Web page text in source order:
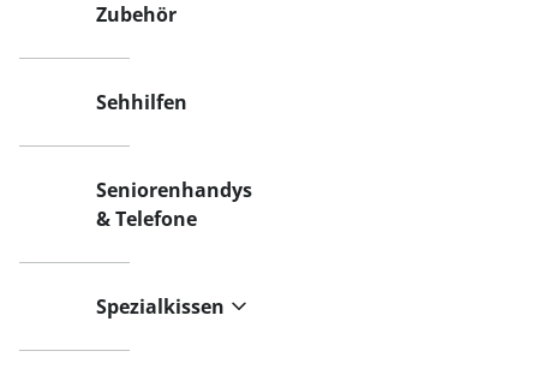
Zubehör
Sehhilfen
Seniorenhandys
& Telefone
Spezialkissen